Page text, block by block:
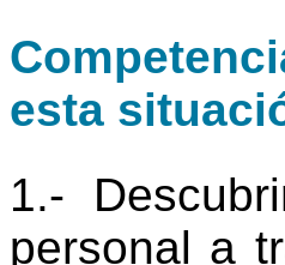
esta
1.-
personal a